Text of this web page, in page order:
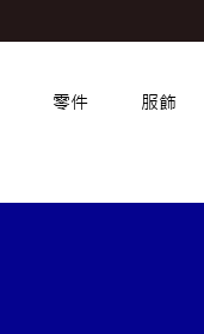
零件 服飾